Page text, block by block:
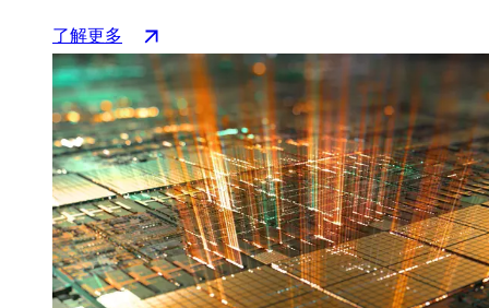
了解更多
GlobalFoundries
公
布
2026
年
第
二
季
度
财
新
标
签
页
中
打
开）